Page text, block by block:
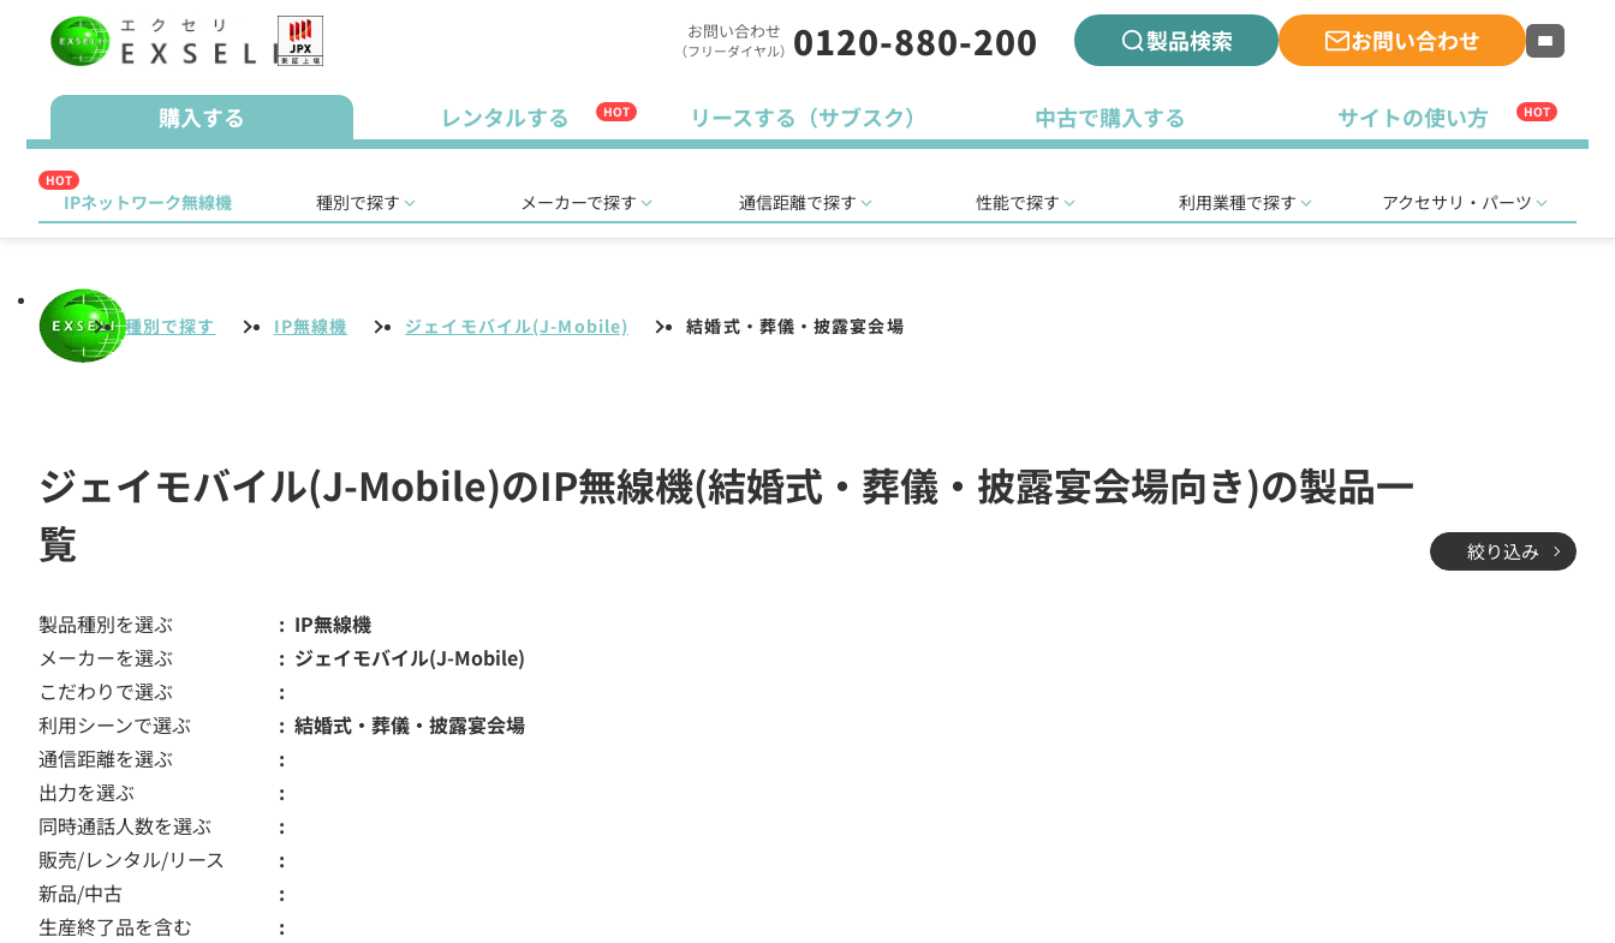
お問い合わせ
（フリーダイヤル） 0120-880-200 製品検索 お問い合わせ
購入する レンタルする HOT リースする（サブスク） 中古で購入する サイトの使い方 HOT
HOT
IPネットワーク無線機 種別で探す メーカーで探す 通信距離で探す 性能で探す 利用業種で探す アクセサリ・パーツ
種別で探す IP無線機 ジェイモバイル(J-Mobile) 結婚式・葬儀・披露宴会場
ジェイモバイル(J-Mobile)のIP無線機(結婚式・葬儀・披露宴会場向き)の製品一
覧
絞り込み
製品種別を選ぶ
IP無線機
メーカーを選ぶ
ジェイモバイル(J-Mobile)
こだわりで選ぶ
利用シーンで選ぶ
結婚式・葬儀・披露宴会場
通信距離を選ぶ
出力を選ぶ
同時通話人数を選ぶ
販売/レンタル/リース
新品/中古
生産終了品を含む